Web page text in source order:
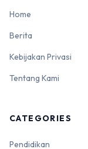
Home
Berita
Kebijakan Privasi
Tentang Kami
CATEGORIES
Pendidikan